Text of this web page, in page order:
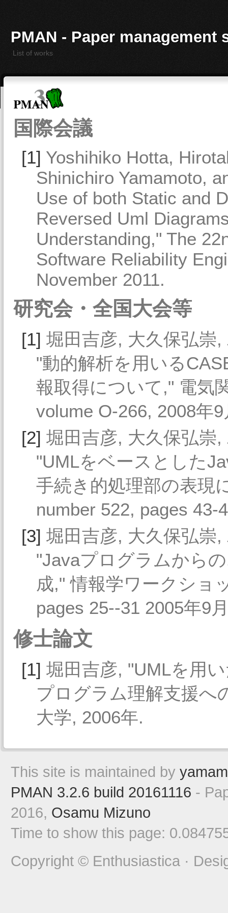
PMAN - Paper management
List of works
国際会議
[1] Yoshihiko Hotta,
Shinichiro Yamamoto,
Use of both Static and
Reversed Uml
Understanding," The
Software Reliability
November 2011.
研究会・全国大会等
[1] 堀田吉彦, 大久保弘崇
"動的解析を用いる
報取得について," 電気
volume O-266, 2008年9
[2] 堀田吉彦, 大久保弘崇
"UMLをベースとした
手続き的処理部の表現
number 522, pages 43-
[3] 堀田吉彦, 大久保弘崇
"Javaプログラムから
成," 情報学ワークショ
pages 25--31 2005年9
修士論文
[1] 堀田吉彦, "UMLを用
プログラム理解支援へ
大学, 2006年.
This site is maintained by
PMAN 3.2.6 build 20161116 -
2016, Osamu Mizuno
Time to show this page:
Copyright © Enthusiastica ·